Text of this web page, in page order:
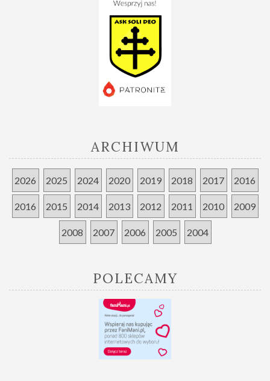
ARCHIWUM
2026 2025 2024 2020 2019 2018 2017 2016
2016 2015 2014 2013 2012 2011 2010 2009
2008 2007 2006 2005 2004
POLECAMY